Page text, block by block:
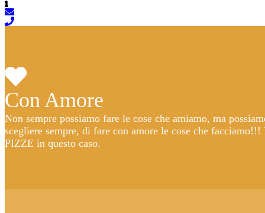
Con Amore
Non sempre possiamo fare le cose che amiamo, ma
scegliere sempre, di fare con amore le cose che facciamo!!!
PIZZE in questo caso.